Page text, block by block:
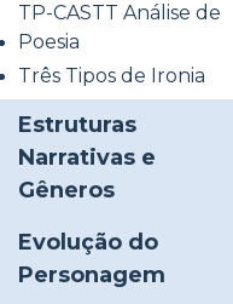
TP-CASTT Análise de
Poesia
Três Tipos de Ironia
Estruturas
Narrativas e
Gêneros
Evolução do
Personagem